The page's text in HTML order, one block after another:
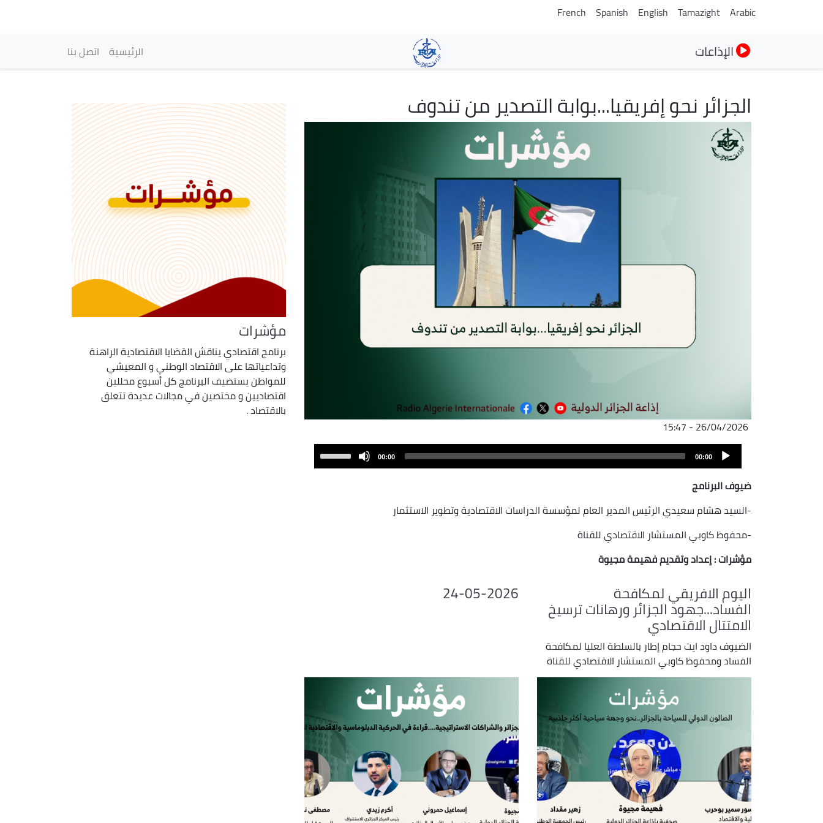
Arabic
Tamazight
English
Spanish
French
الإذاعات principale
الرئيسية اتصل بنا
الجزائر نحو إفريقيا...بوابة التصدير من تندوف
الصورة
26/04/2026 - 15:47
ملف
الصوت
Audio
Player
00:00
00:00
ضيوف البرنامج
-السيد هشام سعيدي الرئيس المدير العام لمؤسسة الدراسات الاقتصادية وتطوير الاستثمار
-محفوظ كاوبي المستشار الاقتصادي للقناة
مؤشرات: إعداد وتقديم فهيمة مجيوة
اليوم الافريقي لمكافحة
الفساد...جهود الجزائر ورهانات ترسيخ
الامتتال الاقتصادي
الضيوف داود ايت حجام إطار بالسلطة العليا لمكافحة
الفساد ومحفوظ كاوبي المستشار الاقتصادي للقناة
24-05-2026
مؤشرات
برنامج اقتصادي يناقش القضايا الاقتصادية الراهنة
وتداعياتها على الاقتصاد الوطني و المعيشي
للمواطن يستضيف البرنامج كل أسبوع محللين
اقتصاديين و مختصين في مجالات عديدة تتعلق
بالاقتصاد .